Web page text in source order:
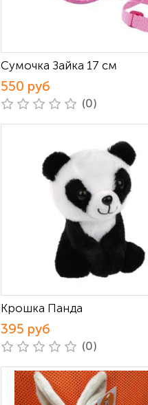
Сумочка Зайка 17 см
550 руб
(0)
Крошка Панда
395 руб
(0)